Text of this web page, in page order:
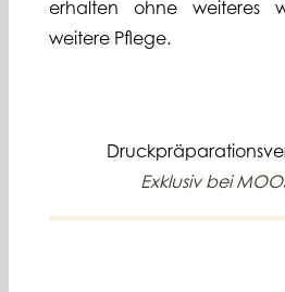
erhalten ohne weiteres
weitere Pflege.
Exklusiv bei